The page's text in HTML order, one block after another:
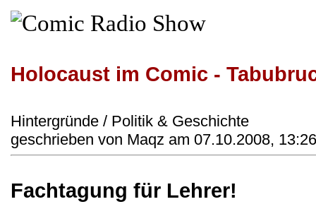
Holocaust im Comic -
Hintergründe / Politik & Geschichte
geschrieben von Maqz am 07.10.2008,
Fachtagung für Lehrer!